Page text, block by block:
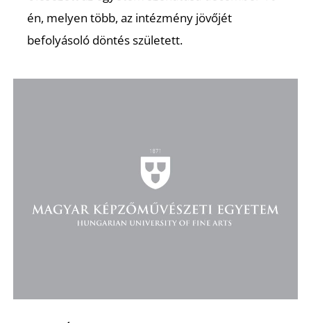
én, melyen több, az intézmény jövőjét
befolyásoló döntés született.